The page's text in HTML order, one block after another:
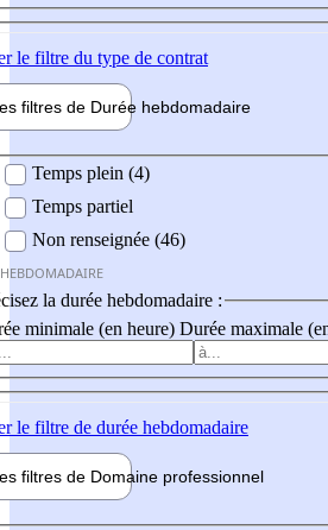
le filtre du type de contrat
filtres de Durée hebdomadaire
Temps plein (4)
Temps partiel
Non renseignée (46)
la durée hebdomadaire :
minimale (en heure) Durée maximale
le filtre de durée hebdomadaire
filtres de Domaine professionnel